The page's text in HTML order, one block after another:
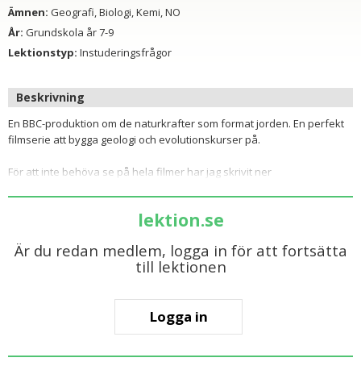
Ämnen: Geografi, Biologi, Kemi, NO
År: Grundskola år 7-9
Lektionstyp: Instuderingsfrågor
Beskrivning
En BBC-produktion om de naturkrafter som format jorden. En perfekt
filmserie att bygga geologi och evolutionskurser på.
För att inte behöva se på hela filmer har jag skrivit ner
lektion.se
Är du redan medlem, logga in för att fortsätta
till lektionen
Logga in